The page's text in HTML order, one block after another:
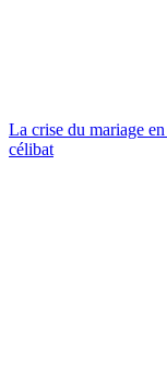
La crise du mariage
célibat